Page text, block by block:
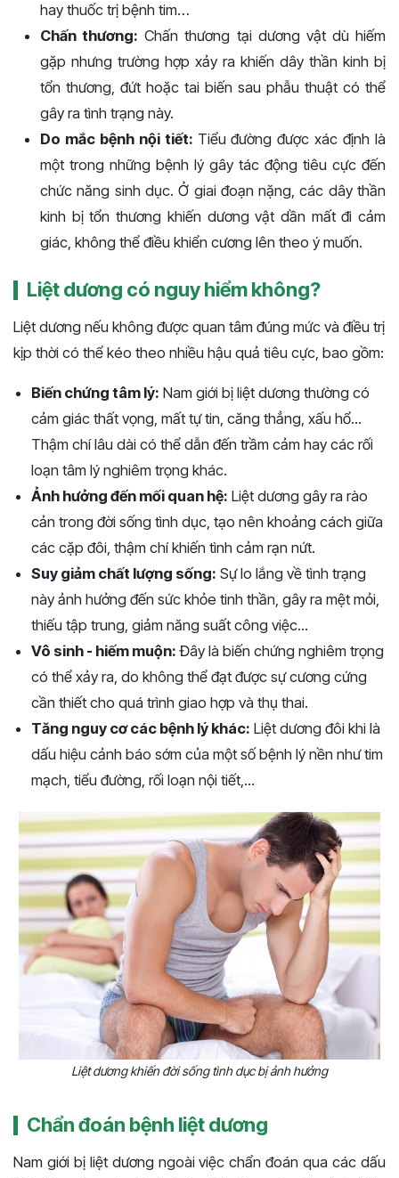
hay thuốc trị bệnh tim…
Chấn thương: Chấn thương tại dương vật dù hiếm
gặp nhưng trường hợp xảy ra khiến dây thần kinh bị
tổn thương, đứt hoặc tai biến sau phẫu thuật có thể
gây ra tình trạng này.
Do mắc bệnh nội tiết: Tiểu đường được xác định là
một trong những bệnh lý gây tác động tiêu cực đến
chức năng sinh dục. Ở giai đoạn nặng, các dây thần
kinh bị tổn thương khiến dương vật dần mất đi cảm
giác, không thể điều khiển cương lên theo ý muốn.
Liệt dương có nguy hiểm không?
Liệt dương nếu không được quan tâm đúng mức và điều trị
kịp thời có thể kéo theo nhiều hậu quả tiêu cực, bao gồm:
Biến chứng tâm lý: Nam giới bị liệt dương thường có
cảm giác thất vọng, mất tự tin, căng thẳng, xấu hổ...
Thậm chí lâu dài có thể dẫn đến trầm cảm hay các rối
loạn tâm lý nghiêm trọng khác.
Ảnh hưởng đến mối quan hệ: Liệt dương gây ra rào
cản trong đời sống tình dục, tạo nên khoảng cách giữa
các cặp đôi, thậm chí khiến tình cảm rạn nứt.
Suy giảm chất lượng sống: Sự lo lắng về tình trạng
này ảnh hưởng đến sức khỏe tinh thần, gây ra mệt mỏi,
thiếu tập trung, giảm năng suất công việc...
Vô sinh - hiếm muộn: Đây là biến chứng nghiêm trọng
có thể xảy ra, do không thể đạt được sự cương cứng
cần thiết cho quá trình giao hợp và thụ thai.
Tăng nguy cơ các bệnh lý khác: Liệt dương đôi khi là
dấu hiệu cảnh báo sớm của một số bệnh lý nền như tim
mạch, tiểu đường, rối loạn nội tiết,...
Liệt dương khiến đời sống tình dục bị ảnh hưởng
Chẩn đoán bệnh liệt dương
Nam giới bị liệt dương ngoài việc chẩn đoán qua các dấu